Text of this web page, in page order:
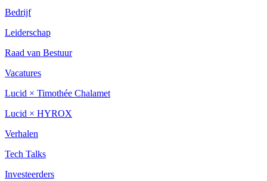
Bedrijf
Leiderschap
Raad van Bestuur
Vacatures
Lucid × Timothée Chalamet
Lucid × HYROX
Verhalen
Tech Talks
Investeerders